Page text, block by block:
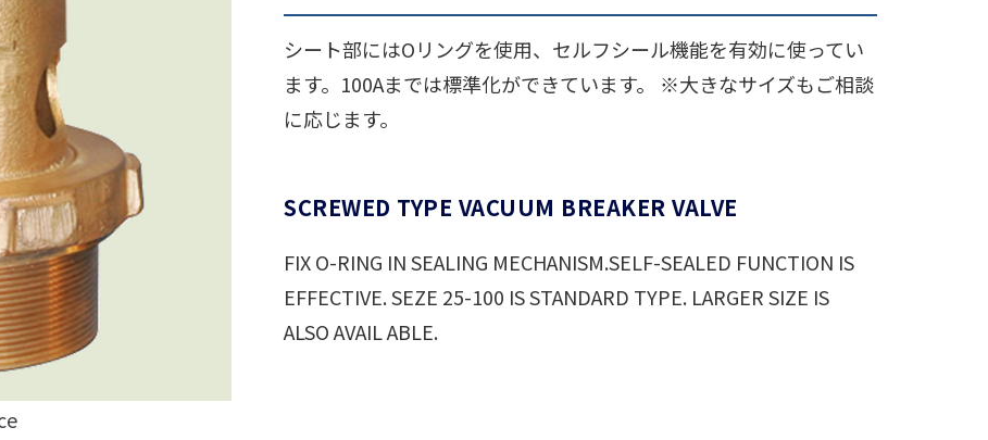
シート部にはOリングを使用、セルフシール機能を有効に使ってい
ます。100Aまでは標準化ができています。 ※大きなサイズもご相談
に応じます。
SCREWED TYPE VACUUM BREAKER VALVE
FIX O-RING IN SEALING MECHANISM.SELF-SEALED FUNCTION IS
EFFECTIVE. SEZE 25-100 IS STANDARD TYPE. LARGER SIZE IS
ALSO AVAIL ABLE.